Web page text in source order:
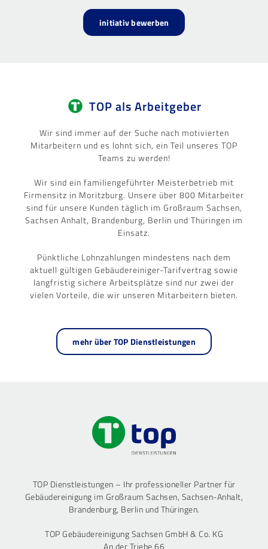
initiativ bewerben
TOP als Arbeitgeber
Wir sind immer auf der Suche nach motivierten
Mitarbeitern und es lohnt sich, ein Teil unseres TOP
Teams zu werden!
Wir sind ein familiengeführter Meisterbetrieb mit
Firmensitz in Moritzburg. Unsere über 800 Mitarbeiter
sind für unsere Kunden täglich im Großraum Sachsen,
Sachsen Anhalt, Brandenburg, Berlin und Thüringen im
Einsatz.
Pünktliche Lohnzahlungen mindestens nach dem
aktuell gültigen Gebäudereiniger-Tarifvertrag sowie
langfristig sichere Arbeitsplätze sind nur zwei der
vielen Vorteile, die wir unseren Mitarbeitern bieten.
mehr über TOP Dienstleistungen
TOP Dienstleistungen – Ihr professioneller Partner für
Gebäudereinigung im Großraum Sachsen, Sachsen-Anhalt,
Brandenburg, Berlin und Thüringen.
TOP Gebäudereinigung Sachsen GmbH & Co. KG